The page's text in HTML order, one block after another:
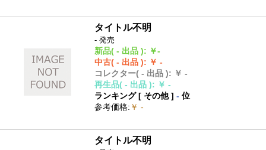
タイトル不明
- 発売
新品( - 出品 ): ￥-
中古( - 出品 ): ￥ -
コレクター( - 出品 ): ￥ -
再生品( - 出品 ): ￥ -
ランキング [ その他]- 位
参考価格: ￥ -
タイトル不明